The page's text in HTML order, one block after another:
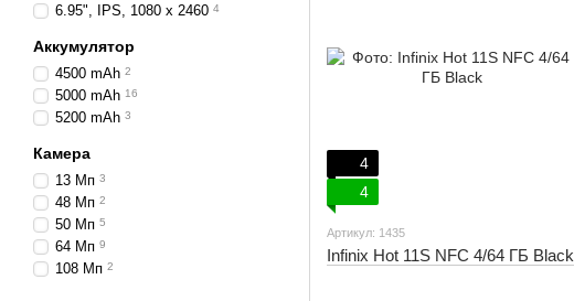
4
4
Артикул: 1435
Infinix Hot 11S NFC 4/64 ГБ Black
6.95", IPS, 1080 x 2460 4
Аккумулятор
4500 mAh 2
5000 mAh 16
5200 mAh 3
Камера
13 Мп 3
48 Мп 2
50 Мп 5
64 Мп 9
108 Мп 2